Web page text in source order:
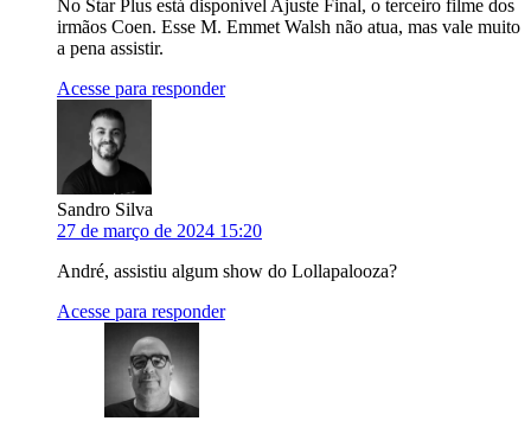
No Star Plus está disponível Ajuste Final, o terceiro filme dos
irmãos Coen. Esse M. Emmet Walsh não atua, mas vale muito
a pena assistir.
Acesse para responder
Sandro Silva
27 de março de 2024 15:20
André, assistiu algum show do Lollapalooza?
Acesse para responder